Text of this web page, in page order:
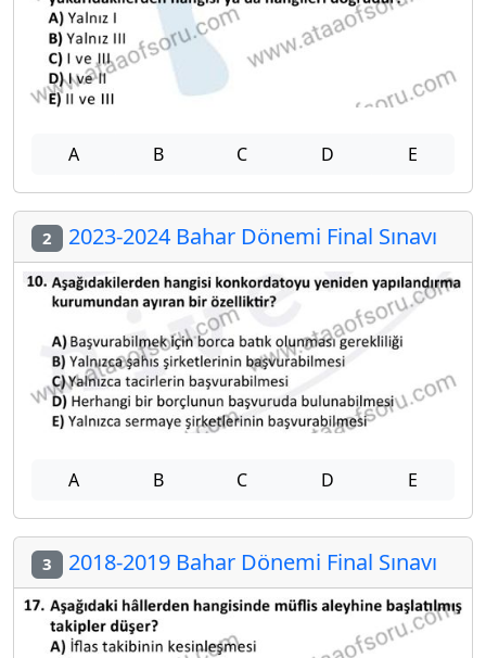
A B C D E
2 2023-2024 Bahar Dönemi Final Sınavı
A B C D E
3 2018-2019 Bahar Dönemi Final Sınavı